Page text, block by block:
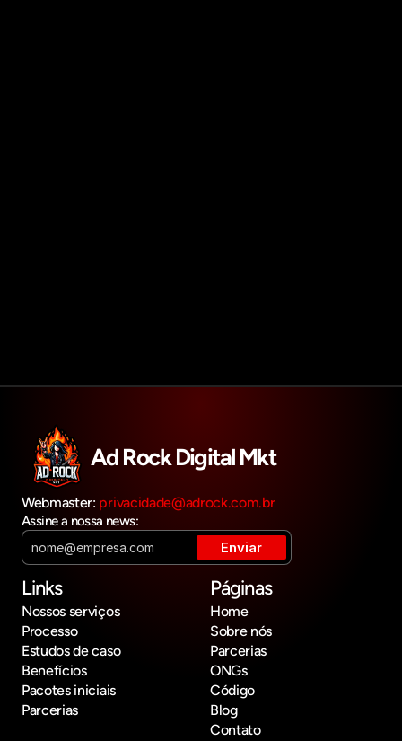
Ad Rock Digital Mkt
Webmaster: privacidade@adrock.com.br
Assine a nossa news:
Links
Nossos serviços
Processo
Estudos de caso
Benefícios
Pacotes iniciais
Parcerias
Páginas
Home
Sobre nós
Parcerias
ONGs
Código
Blog
Contato